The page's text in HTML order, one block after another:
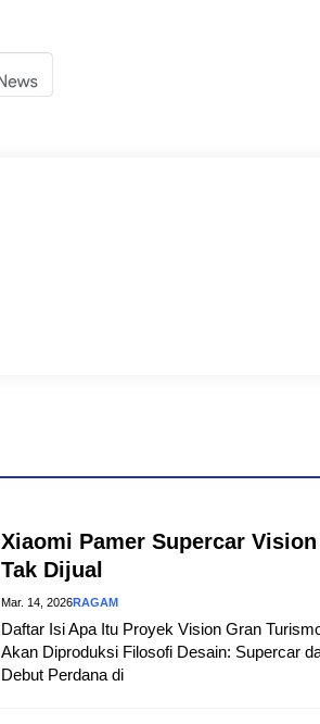
Xiaomi Pamer Supercar
Tak Dijual
Mar. 14, 2026RAGAM
Daftar Isi Apa Itu Proyek Vision Gran
Akan Diproduksi Filosofi Desain: Supercar
Debut Perdana di